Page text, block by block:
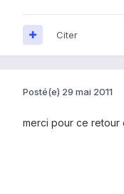
Citer
Posté(e) 29 mai 2011
merci pour ce retour